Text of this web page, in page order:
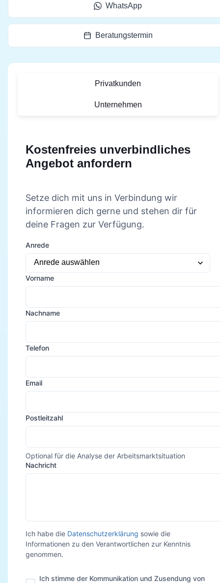
WhatsApp
Beratungstermin
Privatkunden
Unternehmen
Kostenfreies unverbindliches
Angebot anfordern
Setze dich mit uns in Verbindung wir
informieren dich gerne und stehen dir für
deine Fragen zur Verfügung.
Anrede
Vorname
Nachname
Telefon
Email
Postleitzahl
Optional für die Analyse der Arbeitsmarktsituation
Nachricht
Ich habe die Datenschutzerklärung sowie die
Informationen zu den Verantwortlichen zur Kenntnis
genommen.
Ich stimme der Kommunikation und Zusendung von